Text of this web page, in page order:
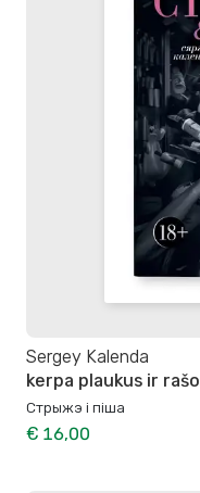
Sergey Kalenda
kerpa plaukus ir rašo
Стрыжэ і піша
€ 16,00